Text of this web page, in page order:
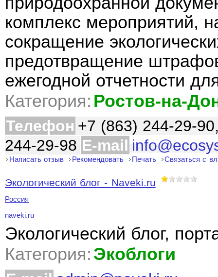
комплекс мероприятий,
сокращение
предотвращение
ежегодной отчетности
Категория: Ростов-на-
Телефон +7 (863) 244-29-
244-29-98 E-mail
Написать отзыв Рекомендовать Печать Связаться с
Экологический блог - Naveki.ru
Россия
naveki.ru
Экологический блог,
Категория: Экоблоги